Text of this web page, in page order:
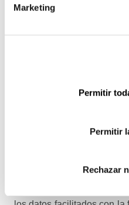
Marketing
Permitir
Permitir
Rechazar
normativas que pueden
Email
Recibirás un correo para
Información básica en